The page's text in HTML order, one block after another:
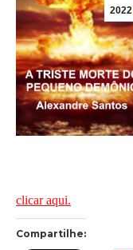
2022
clicar aqui.
Compartilhe: